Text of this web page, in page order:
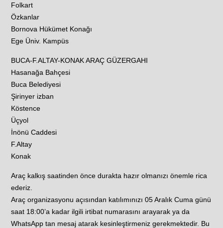
Folkart
Özkanlar
Bornova Hükümet Konağı
Ege Üniv. Kampüs
BUCA-F.ALTAY-KONAK ARAÇ GÜZERGAHI
Hasanağa Bahçesi
Buca Belediyesi
Şirinyer izban
Köstence
Üçyol
İnönü Caddesi
F.Altay
Konak
Araç kalkış saatinden önce durakta hazır olmanızı önemle rica
ederiz.
Araç organizasyonu açısından katılımınızı 05 Aralık Cuma günü
saat 18:00’a kadar ilgili irtibat numarasını arayarak ya da
WhatsApp tan mesaj atarak kesinleştirmeniz gerekmektedir. Bu